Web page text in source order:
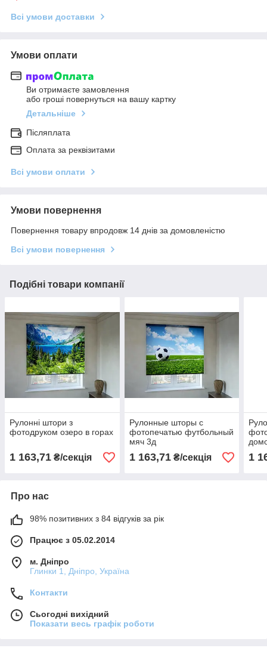
Всі умови доставки
Умови оплати
Ви отримаєте замовлення
або гроші повернуться на вашу картку
Детальніше
Післяплата
Оплата за реквізитами
Всі умови оплати
Умови повернення
Повернення товару впродовж 14 днів за домовленістю
Всі умови повернення
Подібні товари компанії
Рулонні штори з
фотодруком озеро в горах
1 163,71 ₴/секція
Рулонные шторы с
фотопечатью футбольный
мяч 3д
1 163,71₴/секція 1
Про нас
98% позитивних з 84 відгуків за рік
Працює з 05.02.2014
м. Дніпро
Глинки 1, Дніпро, Україна
Контакти
Сьогодні вихідний
Показати весь графік роботи